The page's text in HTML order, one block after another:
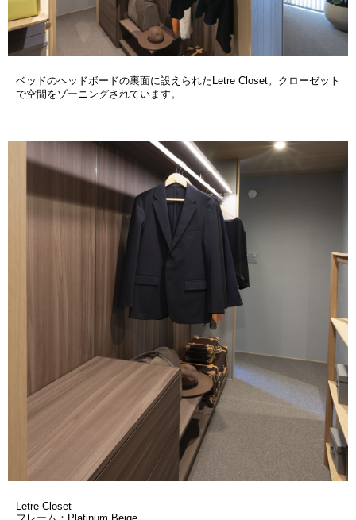
ベッドのヘッドボードの裏面に設えられたLetre Closet。クローゼット
で空間をゾーニングされています。
Letre Closet